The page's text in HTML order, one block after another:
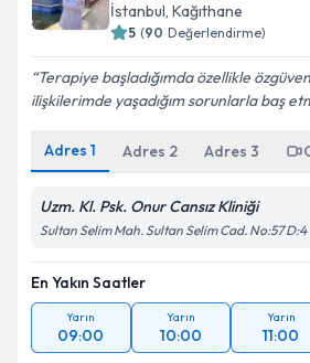
İstanbul, Kağıthane
5 (90 Değerlendirme)
Terapiye başladığımda özellikle
ilişkilerimde yaşadığım sorunlarla baş
Adres 1 Adres 2 Adres 3
Uzm. Kl. Psk. Onur Cansız Kliniği
Sultan Selim Mah. Sultan Selim Cad. No:57 D:4
En Yakın Saatler
Yarın
09:00
Yarın
10:00
Yarın
11:00